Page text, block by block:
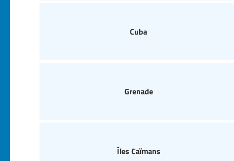
Cuba
Grenade
Îles Caïmans